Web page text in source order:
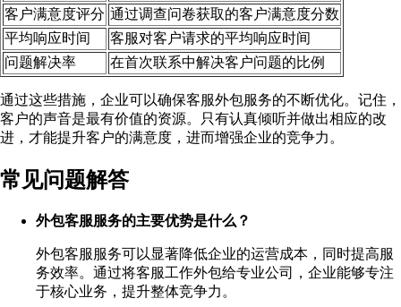
客户满意度评分 通过调查问卷获取的客户满意度分数
平均响应时间
客服对客户请求的平均响应时间
问题解决率
在首次联系中解决客户问题的比例
通过这些措施，企业可以确保客服外包服务的不断优化。记住，
客户的声音是最有价值的资源。只有认真倾听并做出相应的改
进，才能提升客户的满意度，进而增强企业的竞争力。
常见问题解答
外包客服服务的主要优势是什么？
外包客服服务可以显著降低企业的运营成本，同时提高服
务效率。通过将客服工作外包给专业公司，企业能够专注
于核心业务，提升整体竞争力。